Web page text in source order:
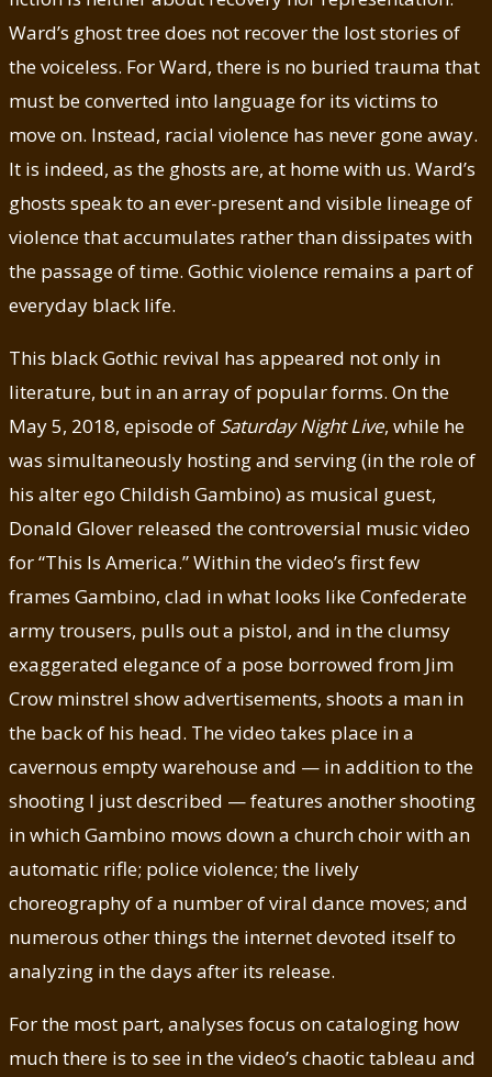
Ward’s ghost tree does not recover the lost stories of
the voiceless. For Ward, there is no buried trauma that
must be converted into language for its victims to
move on. Instead, racial violence has never gone away.
It is indeed, as the ghosts are, at home with us. Ward’s
ghosts speak to an ever-present and visible lineage of
violence that accumulates rather than dissipates with
the passage of time. Gothic violence remains a part of
everyday black life.
This black Gothic revival has appeared not only in
literature, but in an array of popular forms. On the
May 5, 2018, episode of Saturday Night Live, while he
was simultaneously hosting and serving (in the role of
his alter ego Childish Gambino) as musical guest,
Donald Glover released the controversial music video
for “This Is America.” Within the video’s first few
frames Gambino, clad in what looks like Confederate
army trousers, pulls out a pistol, and in the clumsy
exaggerated elegance of a pose borrowed from Jim
Crow minstrel show advertisements, shoots a man in
the back of his head. The video takes place in a
cavernous empty warehouse and — in addition to the
shooting I just described — features another shooting
in which Gambino mows down a church choir with an
automatic rifle; police violence; the lively
choreography of a number of viral dance moves; and
numerous other things the internet devoted itself to
analyzing in the days after its release.
For the most part, analyses focus on cataloging how
much there is to see in the video’s chaotic tableau and